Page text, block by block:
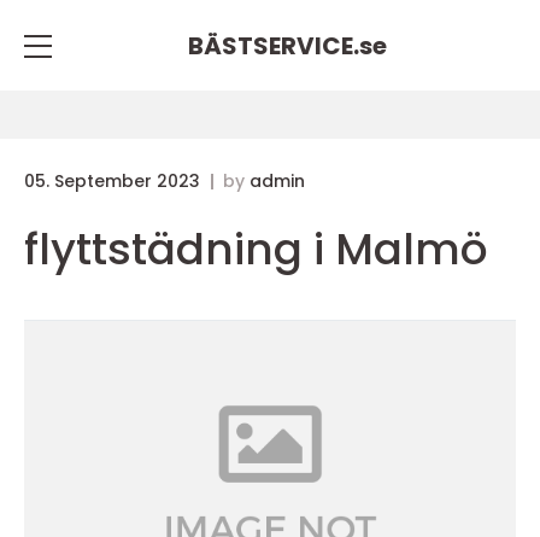
BÄSTSERVICE.se
05. September 2023 by admin
flyttstädning i Malmö